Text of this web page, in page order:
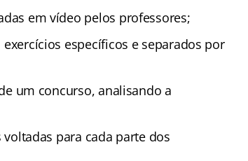
em vídeo pelos professores;
específicos e separados por
um concurso, analisando a
para cada parte dos